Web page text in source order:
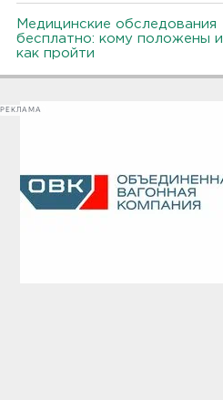
Медицинские обследования
бесплатно: кому положены и
как пройти
РЕКЛАМА